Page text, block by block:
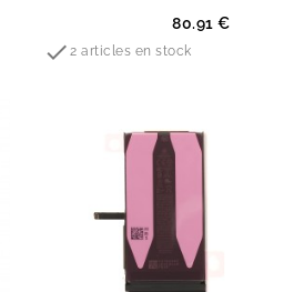
80.91 €
 2 articles en stock